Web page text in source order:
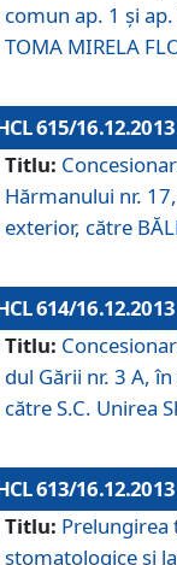
comun ap. 1 şi ap.
TOMA MIRELA
615/16.12.2013
Titlu:
Hărmanului nr.
exterior, către
614/16.12.2013
Titlu:
dul Gării nr. 3 A,
către S.C. Unirea
613/16.12.2013
Titlu: Prelungirea
stomatologice şi